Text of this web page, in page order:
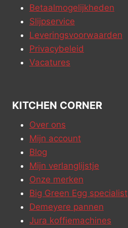
Betaalmogelijkheden
Slijpservice
Leveringsvoorwaarden
Privacybeleid
Vacatures
KITCHEN CORNER
Over ons
Mijn account
Blog
Mijn verlanglijstje
Onze merken
Big Green Egg specialist
Demeyere pannen
Jura koffiemachines